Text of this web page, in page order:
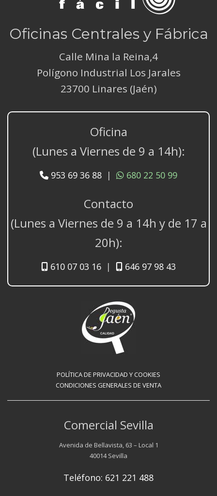
Oficinas Centrales y Fábrica
Calle Mina la Reina,4
Polígono Industrial Los Jarales
23700 Linares (Jaén)
Oficina
(Lunes a Viernes de 9 a 14h):
953 69 36 88 | 680 22 50 99
Contacto
(Lunes a Viernes de 9 a 14h y de 17 a
20h):
610 07 03 16 | 646 97 98 43
POLÍTICA DE PRIVACIDAD Y COOKIES
CONDICIONES GENERALES DE VENTA
Comercial Sevilla
Avenida de Bellavista, 63 – Local 1
40014 Sevilla
Teléfono: 621 221 488